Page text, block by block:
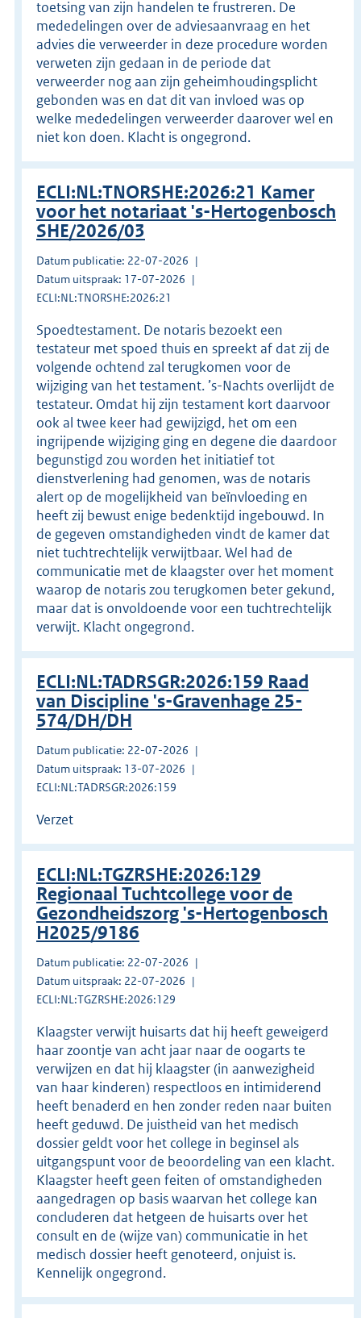
toetsing van zijn handelen te frustreren. De
mededelingen over de adviesaanvraag en het
advies die verweerder in deze procedure worden
verweten zijn gedaan in de periode dat
verweerder nog aan zijn geheimhoudingsplicht
gebonden was en dat dit van invloed was op
welke mededelingen verweerder daarover wel en
niet kon doen. Klacht is ongegrond.
ECLI:NL:TNORSHE:2026:21 Kamer
voor het notariaat 's-Hertogenbosch
SHE/2026/03
Datum publicatie: 22-07-2026
Datum uitspraak: 17-07-2026
ECLI:NL:TNORSHE:2026:21
Spoedtestament. De notaris bezoekt een
testateur met spoed thuis en spreekt af dat zij de
volgende ochtend zal terugkomen voor de
wijziging van het testament. ’s-Nachts overlijdt de
testateur. Omdat hij zijn testament kort daarvoor
ook al twee keer had gewijzigd, het om een
ingrijpende wijziging ging en degene die daardoor
begunstigd zou worden het initiatief tot
dienstverlening had genomen, was de notaris
alert op de mogelijkheid van beïnvloeding en
heeft zij bewust enige bedenktijd ingebouwd. In
de gegeven omstandigheden vindt de kamer dat
niet tuchtrechtelijk verwijtbaar. Wel had de
communicatie met de klaagster over het moment
waarop de notaris zou terugkomen beter gekund,
maar dat is onvoldoende voor een tuchtrechtelijk
verwijt. Klacht ongegrond.
ECLI:NL:TADRSGR:2026:159 Raad
van Discipline 's-Gravenhage 25-
574/DH/DH
Datum publicatie: 22-07-2026
Datum uitspraak: 13-07-2026
ECLI:NL:TADRSGR:2026:159
Verzet
ECLI:NL:TGZRSHE:2026:129
Regionaal Tuchtcollege voor de
Gezondheidszorg 's-Hertogenbosch
H2025/9186
Datum publicatie: 22-07-2026
Datum uitspraak: 22-07-2026
ECLI:NL:TGZRSHE:2026:129
Klaagster verwijt huisarts dat hij heeft geweigerd
haar zoontje van acht jaar naar de oogarts te
verwijzen en dat hij klaagster (in aanwezigheid
van haar kinderen) respectloos en intimiderend
heeft benaderd en hen zonder reden naar buiten
heeft geduwd. De juistheid van het medisch
dossier geldt voor het college in beginsel als
uitgangspunt voor de beoordeling van een klacht.
Klaagster heeft geen feiten of omstandigheden
aangedragen op basis waarvan het college kan
concluderen dat hetgeen de huisarts over het
consult en de (wijze van) communicatie in het
medisch dossier heeft genoteerd, onjuist is.
Kennelijk ongegrond.